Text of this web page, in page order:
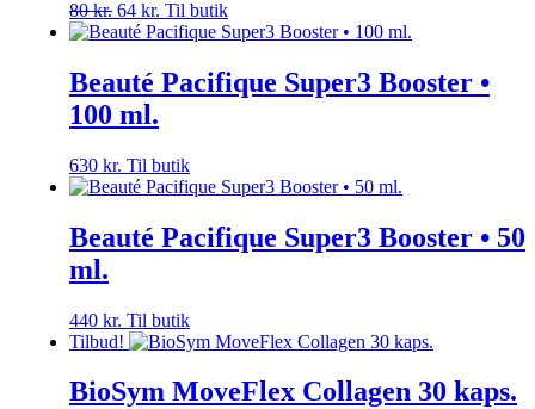
80kr. Den
oprindelige
var:
80 kr..
64 kr. Den
aktuelle
er:
64 kr..
Til butik
Beauté Pacifique Super3 Booster •
100 ml.
630 kr. Til butik
Beauté Pacifique Super3 Booster • 50
ml.
440 kr. Til butik
Tilbud!
BioSym MoveFlex Collagen 30 kaps.